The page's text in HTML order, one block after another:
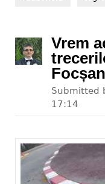
Vrem
Submitted
17:14